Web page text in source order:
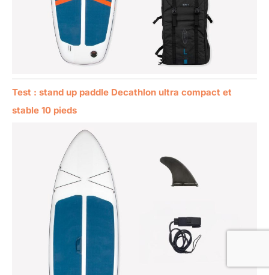
Test : stand up paddle Decathlon ultra compact et
stable 10 pieds